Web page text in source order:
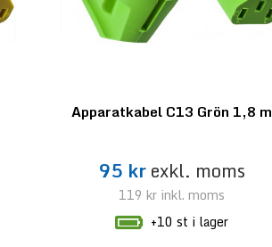
Apparatkabel C13 Grön 1,8 m
95 krexkl. moms
119 kr inkl. moms
+10 st i lager